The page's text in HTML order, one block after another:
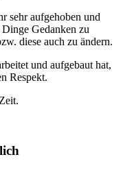
sehr aufgehoben und
Gedanken zu
diese auch zu ändern.
und aufgebaut hat,
Respekt.